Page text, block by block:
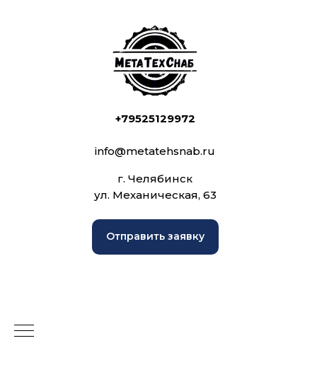
+79525129972
info@metatehsnab.ru
г. Челябинск
ул. Механическая, 63
Отправить заявку